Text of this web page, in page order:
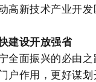
高新技术产业开
建设开放强省
全面振兴的必由
户作用，更好谋